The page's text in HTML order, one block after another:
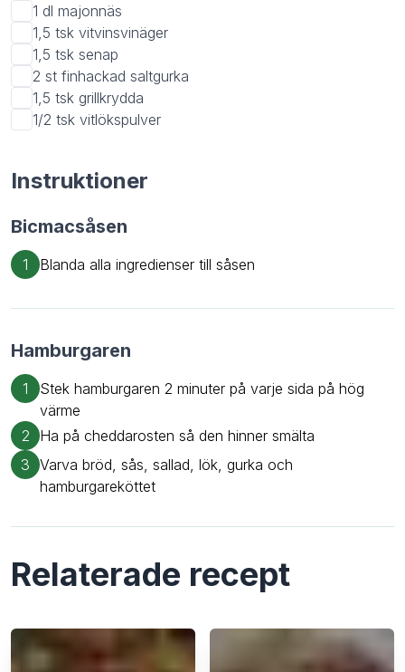
1 dl majonnäs
1,5 tsk vitvinsvinäger
1,5 tsk senap
2 st finhackad saltgurka
1,5 tsk grillkrydda
1/2 tsk vitlökspulver
Instruktioner
Bicmacsåsen
1 Blanda alla ingredienser till såsen
Hamburgaren
1
Stek hamburgaren 2 minuter på varje sida på hög
värme
2
Ha på cheddarosten så den hinner smälta
3 Varva bröd, sås, sallad, lök, gurka och
hamburgareköttet
Relaterade recept